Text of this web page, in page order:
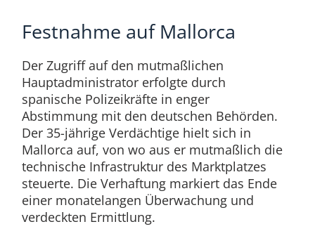
Festnahme auf Mallorca
Der Zugriff auf den mutmaßlichen
Hauptadministrator erfolgte durch
spanische Polizeikräfte in enger
Abstimmung mit den deutschen Behörden.
Der 35-jährige Verdächtige hielt sich in
Mallorca auf, von wo aus er mutmaßlich die
technische Infrastruktur des Marktplatzes
steuerte. Die Verhaftung markiert das Ende
einer monatelangen Überwachung und
verdeckten Ermittlung.